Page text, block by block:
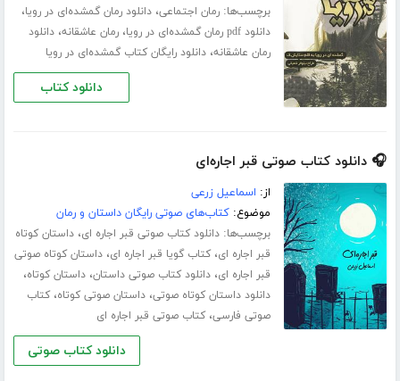
برچسب‌ها:رمان اجتماعی،دانلود رمان گمشده‌ای در رویا،
دانلود pdf رمان گمشده‌ای در رویا ،رمان عاشقانه،دانلود
رمان عاشقانه،دانلود رایگان کتاب گمشده‌ای در رویا
دانلود کتاب
🎧 دانلود کتاب صوتی قبر اجاره‌ای
از: اسماعیل زرعی
موضوع:کتاب‌های صوتی رایگان داستان و رمان
برچسب‌ها:دانلود کتاب صوتی قبر اجاره ای،داستان کوتاه
قبر اجاره ای،کتاب گویا قبر اجاره ای،داستان کوتاه صوتی
قبر اجاره ای،دانلود کتاب صوتی داستان،داستان کوتاه،
دانلود داستان کوتاه صوتی،داستان صوتی کوتاه،کتاب
صوتی فارسی،کتاب صوتی قبر اجاره ای
دانلود کتاب صوتی